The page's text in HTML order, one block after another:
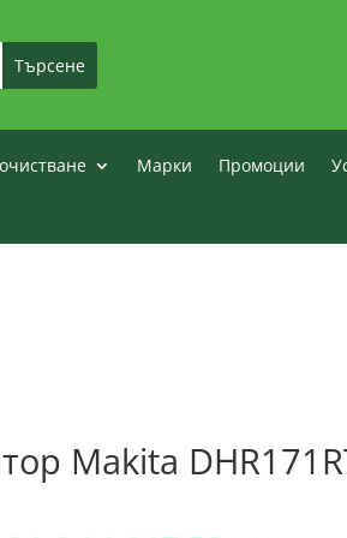
Марки Промоции
Makita